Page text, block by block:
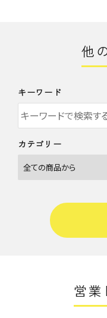
他
キーワード
カテゴリー
営